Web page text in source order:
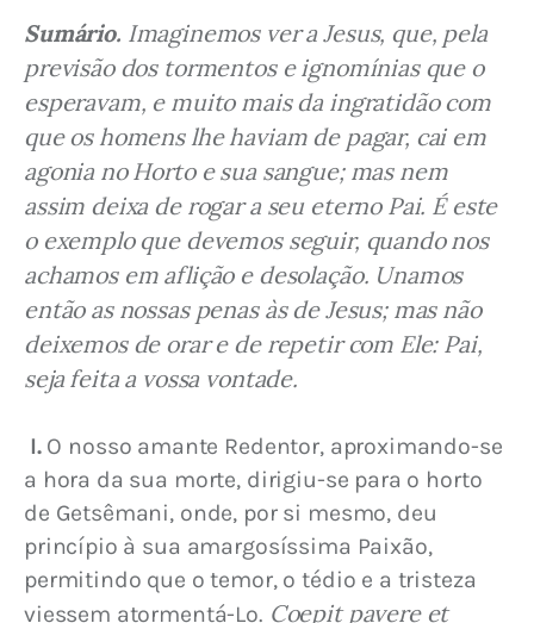
Sumário. Imaginemos ver a Jesus, que, pela
previsão dos tormentos e ignomínias que o
esperavam, e muito mais da ingratidão com
que os homens lhe haviam de pagar, cai em
agonia no Horto e sua sangue; mas nem
assim deixa de rogar a seu eterno Pai. É este
o exemplo que devemos seguir, quando nos
achamos em aflição e desolação. Unamos
então as nossas penas às de Jesus; mas não
deixemos de orar e de repetir com Ele: Pai,
seja feita a vossa vontade.
I. O nosso amante Redentor, aproximando-se
a hora da sua morte, dirigiu-se para o horto
de Getsêmani, onde, por si mesmo, deu
princípio à sua amargosíssima Paixão,
permitindo que o temor, o tédio e a tristeza
viessem atormentá-Lo. Coepit pavere et